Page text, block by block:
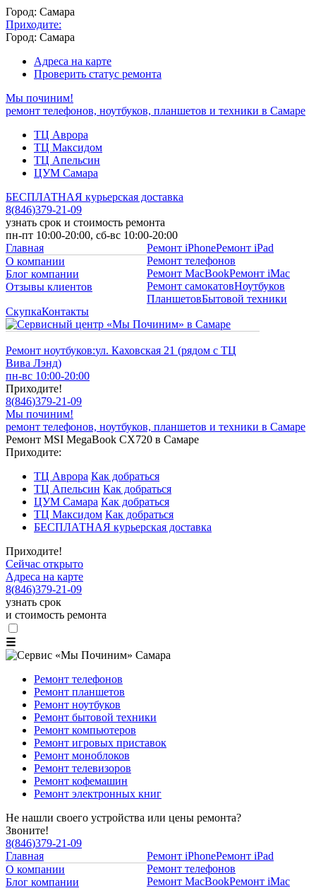
Город: Самара
Приходите:
Город: Самара
Адреса на карте
Проверить статус ремонта
Мы починим!
ремонт телефонов, ноутбуков, планшетов и техники в Самаре
ТЦ Аврора
ТЦ Максидом
ТЦ Апельсин
ЦУМ Самара
БЕСПЛАТНАЯ курьерская доставка
8(846)379-21-09
узнать срок и стоимость ремонта
пн-пт 10:00-20:00, сб-вс 10:00-20:00
Главная
О компании
Блог компании
Отзывы клиентов
Ремонт iPhoneРемонт iPad
Ремонт телефонов
Ремонт MacBookРемонт iMac
Ремонт самокатовНоутбуков
ПланшетовБытовой техники
СкупкаКонтакты
Ремонт ноутбуков:ул. Каховская 21 (рядом с ТЦ
Вива Лэнд)
пн-вс 10:00-20:00
Приходите!
8(846)379-21-09
Мы починим!
ремонт телефонов, ноутбуков, планшетов и техники в Самаре
Ремонт MSI MegaBook CX720 в Самаре
Приходите:
ТЦ Аврора Как добраться
ТЦ Апельсин Как добраться
ЦУМ Самара Как добраться
ТЦ Максидом Как добраться
БЕСПЛАТНАЯ курьерская доставка
Приходите!
Сейчас открыто
Адреса на карте
8(846)379-21-09
узнать срок
и стоимость ремонта
☰
Ремонт телефонов
Ремонт планшетов
Ремонт ноутбуков
Ремонт бытовой техники
Ремонт компьютеров
Ремонт игровых приставок
Ремонт моноблоков
Ремонт телевизоров
Ремонт кофемашин
Ремонт электронных книг
Не нашли своего устройства или цены ремонта?
Звоните!
8(846)379-21-09
Главная
О компании
Блог компании
Ремонт iPhoneРемонт iPad
Ремонт телефонов
Ремонт MacBookРемонт iMac